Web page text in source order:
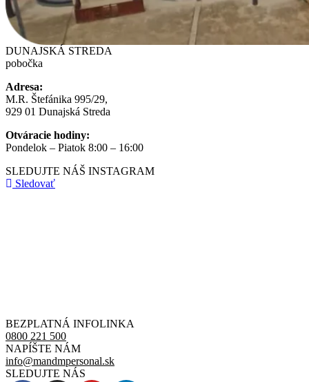
DUNAJSKÁ STREDA
pobočka
Adresa:
M.R. Štefánika 995/29,
929 01 Dunajská Streda
Otváracie hodiny:
Pondelok – Piatok 8:00 – 16:00
SLEDUJTE NÁŠ INSTAGRAM
Sledovať
BEZPLATNÁ INFOLINKA
0800 221 500
NAPÍŠTE NÁM
info@mandmpersonal.sk
SLEDUJTE NÁS